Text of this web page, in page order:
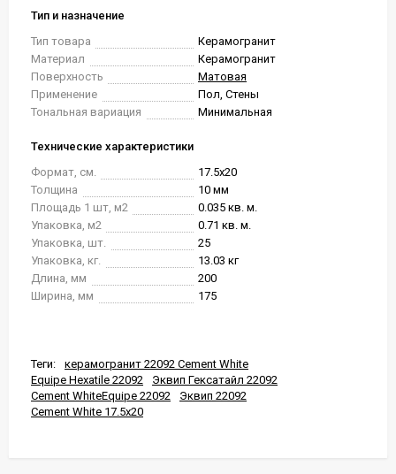
Тип и назначение
Тип товара
Керамогранит
Материал
Керамогранит
Поверхность
Матовая
Применение
Пол, Стены
Тональная вариация
Минимальная
Технические характеристики
Формат, см.
17.5x20
Толщина
10 мм
Площадь 1 шт, м2
0.035 кв. м.
Упаковка, м2
0.71 кв. м.
Упаковка, шт.
25
Упаковка, кг.
13.03 кг
Длина, мм
200
Ширина, мм
175
Теги:
керамогранит 22092 Cement White
Equipe Hexatile 22092
Эквип Гексатайл 22092
Cement WhiteEquipe 22092
Эквип 22092
Cement White 17.5x20